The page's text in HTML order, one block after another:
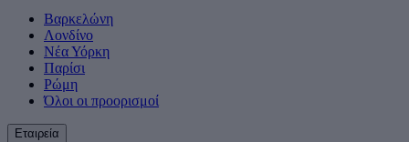
Βαρκελώνη
Λονδίνο
Νέα Υόρκη
Παρίσι
Ρώμη
Όλοι οι προορισμοί
Εταιρεία